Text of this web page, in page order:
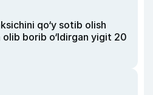
qo‘y sotib olish
borib o‘ldirgan yigit 20